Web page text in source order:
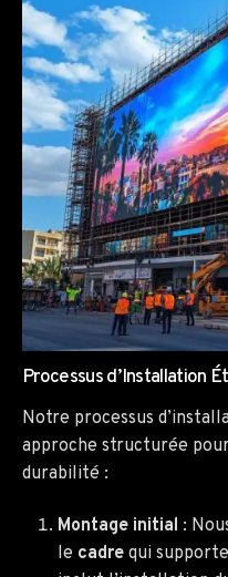
Processus d’Installation
Notre processus
approche structurée
durabilité :
Montage initial :
le cadre qui